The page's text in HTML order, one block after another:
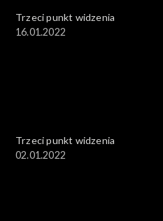
Trzeci punkt widzenia
16.01.2022
Trzeci punkt widzenia
02.01.2022